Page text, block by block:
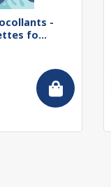
-
fo...